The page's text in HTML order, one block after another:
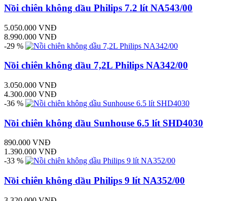
Nồi chiên không dầu Philips 7.2 lít NA543/00
5.050.000 VNĐ
8.990.000 VNĐ
-29 %
Nồi chiên không dầu 7,2L Philips NA342/00
3.050.000 VNĐ
4.300.000 VNĐ
-36 %
Nồi chiên không dầu Sunhouse 6.5 lít SHD4030
890.000 VNĐ
1.390.000 VNĐ
-33 %
Nồi chiên không dầu Philips 9 lít NA352/00